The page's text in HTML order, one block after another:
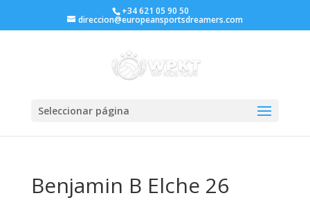
+34 621 05 90 50
direccion@europeansportsdreamers.com
Seleccionar página
Benjamin B Elche 26